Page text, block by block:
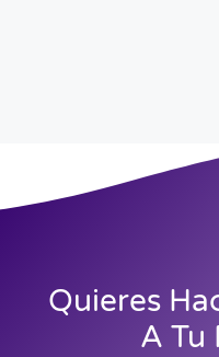
Quieres
A Tu